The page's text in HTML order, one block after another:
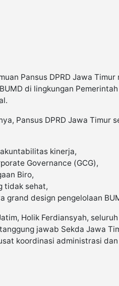
Pansus DPRD Jawa
di lingkungan
Pansus DPRD Jawa Timur
kinerja,
Governance (GCG),
Biro,
tidak sehat,
grand design pengelolaan
Holik Ferdiansyah,
jawab Sekda Jawa
koordinasi administrasi